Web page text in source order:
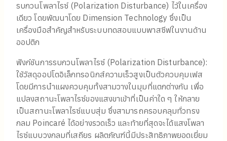
รบกวนโพลาไรซ์ (Polarization Disturbance) ไว้ในเครื่อง
เดียว โดยพัฒนาโดย Dimension Technology ซึ่งเป็น
เครื่องมือสำคัญสำหรับระบบทดสอบแบบพาสซีฟในงานด้าน
ออปติก
ฟังก์ชันการรบกวนโพลาไรซ์ (Polarization Disturbance):
ใช้วัสดุออปโตอิเล็กทรอนิกส์ความเร็วสูงเป็นตัวควบคุมเฟส
โดยมีการนำแผงควบคุมทั้งสามวางในมุมที่แตกต่างกัน เพื่อ
แปลงสถานะโพลาไรซ์ของแสงขาเข้าที่เป็นค่าใด ๆ ให้กลาย
เป็นสถานะโพลาไรซ์แบบสุ่ม ซึ่งสามารถครอบคลุมทั่วทรง
กลม Poincaré ได้อย่างรวดเร็ว และท้ายที่สุดจะได้แสงโพลา
ไรซ์แบบวงกลมที่เสถียร ผลิตภัณฑ์นี้มีประสิทธิภาพยอดเยี่ยม